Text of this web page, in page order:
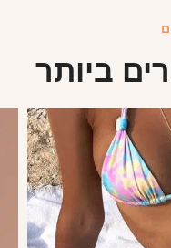
ביותר